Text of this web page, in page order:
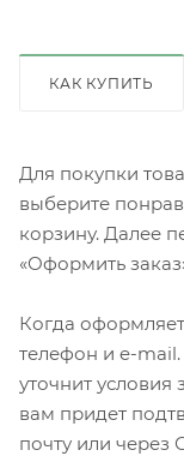
КАК КУПИТЬ
Для покупки
выберите
корзину. Далее
«Оформить
Когда
телефон и e-
уточнит условия
вам придет
почту или через